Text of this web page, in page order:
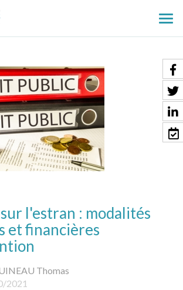
le
l'estran : modalités
et financières
Thomas
2021